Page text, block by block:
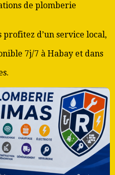
de plomberie
profitez d’un service local,
7j/7 à Habay et dans